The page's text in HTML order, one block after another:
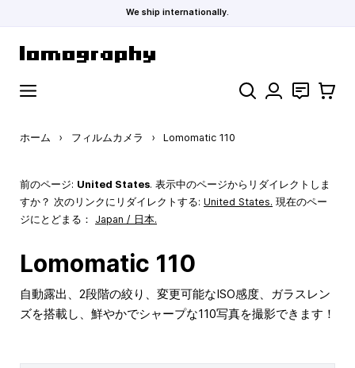
We ship internationally.
検索 お問い合わ
カート
ホーム › フィルムカメラ › Lomomatic 110
前のページ: United States. 表示中のページからリダイレクトしま
すか？ 次のリンクにリダイレクトする: United States. 現在のペー
ジにとどまる： Japan / 日本.
Lomomatic 110
自動露出、2段階の絞り、変更可能なISO感度、ガラスレン
ズを搭載し、鮮やかでシャープな110写真を撮影できます！